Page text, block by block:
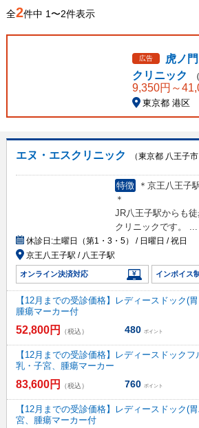
全2件中 1〜2件表示
広告
虎ノ
クリニック
9,350円～
東京都 港区
エヌ・エスクリニック
（東京都 八王子市
特徴
＊京王八王子
＊
JR八王子駅からも
クリニックです。 ...
休診日:土曜日（第1・3・5） / 日曜日 / 祝日
京王八王子駅 / 八王子駅
オンライン決済対応 インボイス
【12月までの受診価格】レディースドック(
腫瘍マーカー付
52,800円 （税込） 480 ポイント
【12月までの受診価格】レディースドック
乳・子宮、腫瘍マーカー
83,600円 （税込） 760 ポイント
【12月までの受診価格】レディースドック(
宮、腫瘍マーカー付